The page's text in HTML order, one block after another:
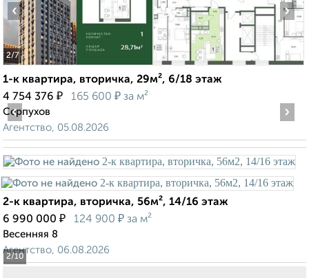
2/7
‹ ›
1-к квартира, вторичка, 29м², 6/18 этаж
4 754 376 ₽ 165 600 ₽ за м²
Серпухов
Агентство, 05.08.2026
2/10
‹ ›
2-к квартира, вторичка, 56м², 14/16 этаж
6 990 000 ₽ 124 900 ₽ за м²
Весенняя 8
Агентство, 06.08.2026